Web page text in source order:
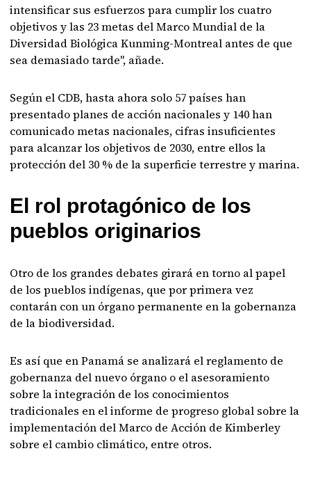
intensificar sus esfuerzos para cumplir los cuatro
objetivos y las 23 metas del Marco Mundial de la
Diversidad Biológica Kunming-Montreal antes de que
sea demasiado tarde", añade.
Según el CDB, hasta ahora solo 57 países han
presentado planes de acción nacionales y 140 han
comunicado metas nacionales, cifras insuficientes
para alcanzar los objetivos de 2030, entre ellos la
protección del 30 % de la superficie terrestre y marina.
El rol protagónico de los
pueblos originarios
Otro de los grandes debates girará en torno al papel
de los pueblos indígenas, que por primera vez
contarán con un órgano permanente en la gobernanza
de la biodiversidad.
Es así que en Panamá se analizará el reglamento de
gobernanza del nuevo órgano o el asesoramiento
sobre la integración de los conocimientos
tradicionales en el informe de progreso global sobre la
implementación del Marco de Acción de Kimberley
sobre el cambio climático, entre otros.